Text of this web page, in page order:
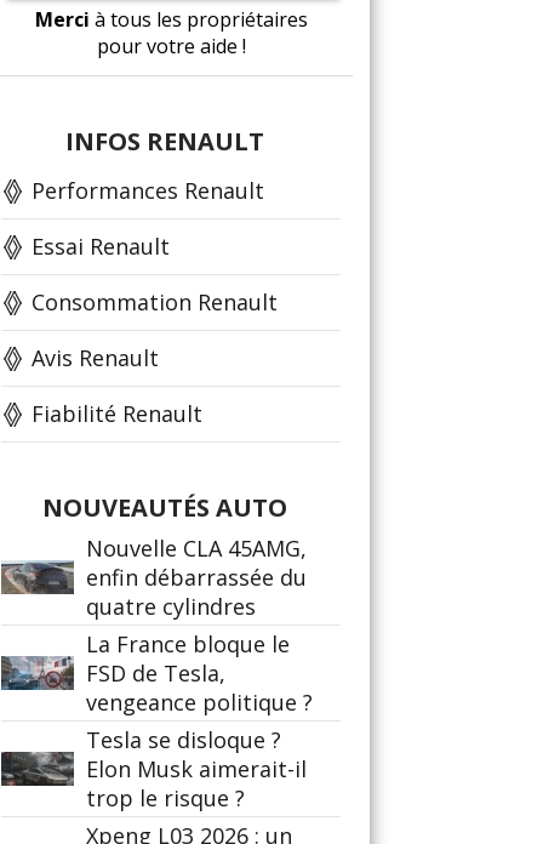
Merci à tous les propriétaires
pour votre aide !
INFOS RENAULT
Performances Renault
Essai Renault
Consommation Renault
Avis Renault
Fiabilité Renault
NOUVEAUTÉS AUTO
Nouvelle CLA 45AMG,
enfin débarrassée du
quatre cylindres
La France bloque le
FSD de Tesla,
vengeance politique ?
Tesla se disloque ?
Elon Musk aimerait-il
trop le risque ?
Xpeng L03 2026 : un